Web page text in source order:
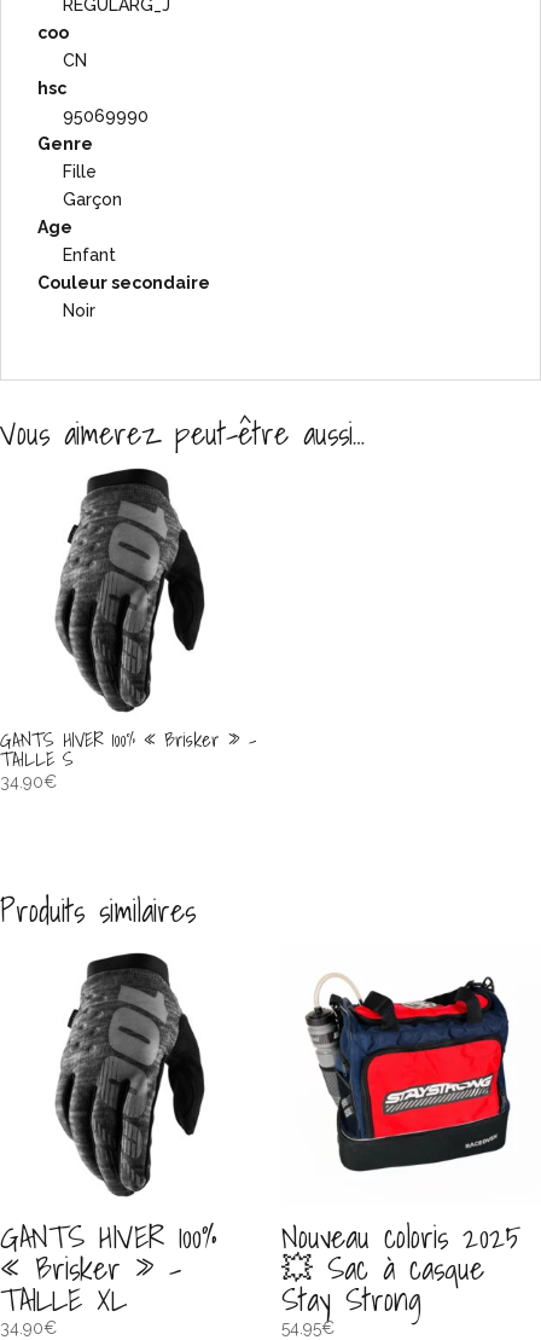
REGULARG_J
coo
CN
hsc
95069990
Genre
Fille
Garçon
Age
Enfant
Couleur secondaire
Noir
Vous aimerez peut-être aussi…
GANTS HIVER 100% « Brisker » –
TAILLE S
34.90€
Produits similaires
GANTS HIVER 100%
« Brisker » –
TAILLE XL
34.90€
Nouveau coloris 2025
💥 Sac à casque
Stay Strong
54.95€